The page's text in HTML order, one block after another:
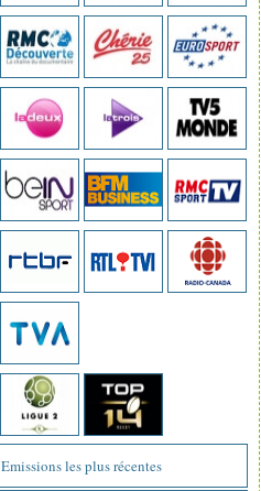
Emissions les plus récentes